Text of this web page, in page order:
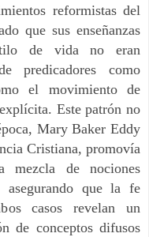
reformistas del
que sus enseñanzas
de vida no eran
predicadores como
el movimiento de
Este patrón no
Mary Baker Eddy
Cristiana, promovía
mezcla de nociones
asegurando que la fe
casos revelan un
de conceptos difusos